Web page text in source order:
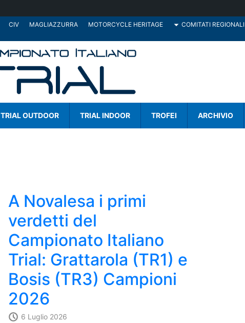
CIV MAGLIAZZURRA MOTORCYCLE HERITAGE COMITATI REGIONALI
TRIAL OUTDOOR TRIAL INDOOR TROFEI ARCHIVIO
A Novalesa i primi
verdetti del
Campionato Italiano
Trial: Grattarola (TR1) e
Bosis (TR3) Campioni
2026
6 Luglio 2026